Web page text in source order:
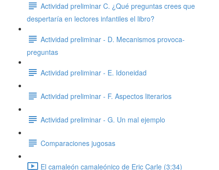
Actividad preliminar C. ¿Qué preguntas crees que
despertaría en lectores infantiles el libro?
Actividad preliminar - D. Mecanismos provoca-
preguntas
Actividad preliminar - E. Idoneidad
Actividad preliminar - F. Aspectos literarios
Actividad preliminar - G. Un mal ejemplo
Comparaciones jugosas
El camaleón camaleónico de Eric Carle (3:34)